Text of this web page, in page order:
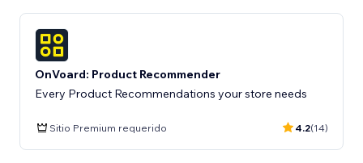
OnVoard: Product Recommender
Every Product Recommendations your store needs
Sitio Premium requerido 4.2(14)